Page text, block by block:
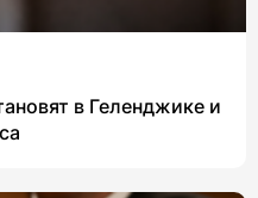
в Геленджике и